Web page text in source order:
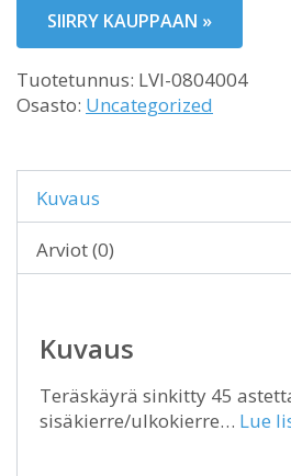
SIIRRY KAUPPAAN »
Tuotetunnus: LVI-0804004
Osasto: Uncategorized
Kuvaus
Arviot (0)
Kuvaus
Teräskäyrä sinkitty 45
sisäkierre/ulkokierre… Lue